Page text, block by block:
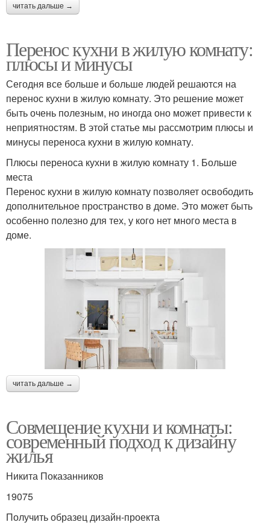
читать дальше →
Перенос кухни в жилую комнату:
плюсы и минусы
Сегодня все больше и больше людей решаются на
перенос кухни в жилую комнату. Это решение может
быть очень полезным, но иногда оно может привести к
неприятностям. В этой статье мы рассмотрим плюсы и
минусы переноса кухни в жилую комнату.
Плюсы переноса кухни в жилую комнату 1. Больше
места
Перенос кухни в жилую комнату позволяет освободить
дополнительное пространство в доме. Это может быть
особенно полезно для тех, у кого нет много места в
доме.
читать дальше →
Совмещение кухни и комнаты:
современный подход к дизайну
жилья
Никита Показанников
19075
Получить образец дизайн-проекта